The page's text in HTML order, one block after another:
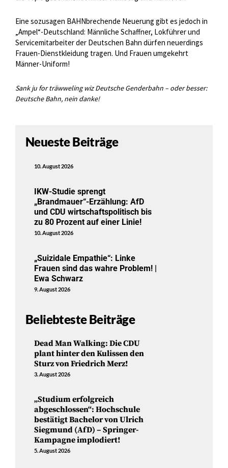
Eine sozusagen BAHNbrechende Neuerung gibt es jedoch in
„Ampel“-Deutschland: Männliche Schaffner, Lokführer und
Servicemitarbeiter der Deutschen Bahn dürfen neuerdings
Frauen-Dienstkleidung tragen. Und Frauen umgekehrt
Männer-Uniform!
Sank ju for träwweling wiz Deutsche Genderbahn – oder besser:
Deutsche Bahn, nein danke!
Neueste Beiträge
10. August 2026
IKW-Studie sprengt
„Brandmauer“-Erzählung: AfD
und CDU wirtschaftspolitisch bis
zu 80 Prozent auf einer Linie!
10. August 2026
„Suizidale Empathie“: Linke
Frauen sind das wahre Problem! |
Ewa Schwarz
9. August 2026
Beliebteste Beiträge
Dead Man Walking: Die CDU
plant hinter den Kulissen den
Sturz von Friedrich Merz!
3. August 2026
„Studium erfolgreich
abgeschlossen“: Hochschule
bestätigt Bachelor von Ulrich
Siegmund (AfD) – Springer-
Kampagne implodiert!
5. August 2026